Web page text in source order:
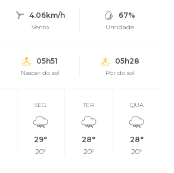
4.06km/h
Vento
67%
Umidade
05h51
Nascer do sol
05h28
Pôr do sol
SEG
29°
20°
TER
28°
20°
QUA
28°
20°